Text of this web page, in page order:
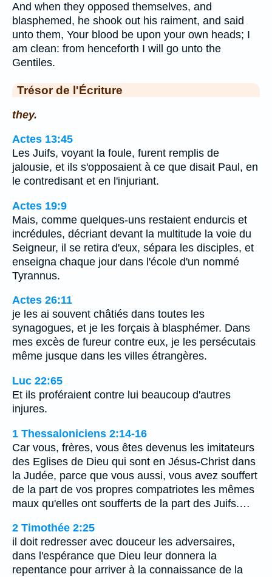
And when they opposed themselves, and
blasphemed, he shook out his raiment, and said
unto them, Your blood be upon your own heads; I
am clean: from henceforth I will go unto the
Gentiles.
Trésor de l'Écriture
they.
Actes 13:45
Les Juifs, voyant la foule, furent remplis de
jalousie, et ils s'opposaient à ce que disait Paul, en
le contredisant et en l'injuriant.
Actes 19:9
Mais, comme quelques-uns restaient endurcis et
incrédules, décriant devant la multitude la voie du
Seigneur, il se retira d'eux, sépara les disciples, et
enseigna chaque jour dans l'école d'un nommé
Tyrannus.
Actes 26:11
je les ai souvent châtiés dans toutes les
synagogues, et je les forçais à blasphémer. Dans
mes excès de fureur contre eux, je les persécutais
même jusque dans les villes étrangères.
Luc 22:65
Et ils proféraient contre lui beaucoup d'autres
injures.
1 Thessaloniciens 2:14-16
Car vous, frères, vous êtes devenus les imitateurs
des Eglises de Dieu qui sont en Jésus-Christ dans
la Judée, parce que vous aussi, vous avez souffert
de la part de vos propres compatriotes les mêmes
maux qu'elles ont soufferts de la part des Juifs.…
2 Timothée 2:25
il doit redresser avec douceur les adversaires,
dans l'espérance que Dieu leur donnera la
repentance pour arriver à la connaissance de la